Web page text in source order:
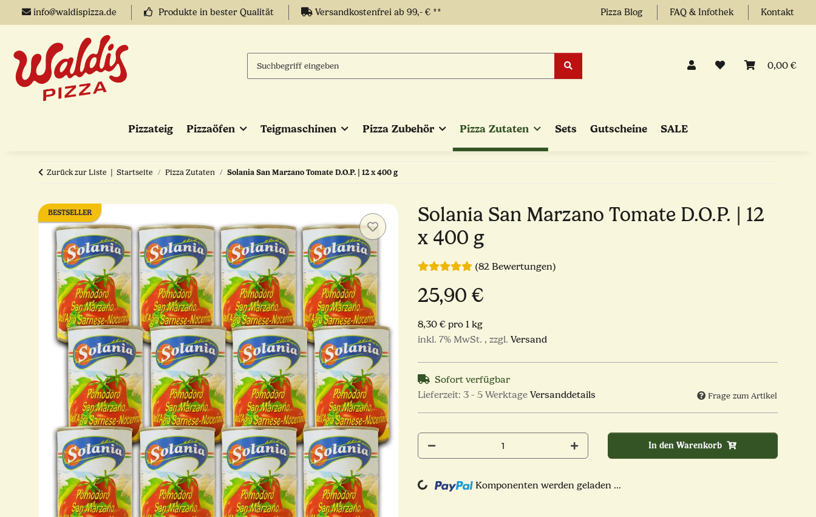
info@waldispizza.de Produkte in bester Qualität Versandkostenfrei ab 99,- € ** Pizza Blog FAQ & Infothek Kontakt
0,00 €
Pizzateig Pizzaöfen Teigmaschinen Pizza Zubehör Pizza Zutaten Sets Gutscheine SALE
Zurück zur Liste Startseite Pizza Zutaten Solania San Marzano Tomate D.O.P. | 12 x 400 g
BESTSELLER
Solania San Marzano Tomate D.O.P. | 12
x 400 g
(82 Bewertungen)
25,90 €
8,30 € pro 1 kg
inkl. 7% MwSt. , zzgl. Versand
Sofort verfügbar
Lieferzeit: 3 - 5 Werktage Versanddetails Frage zum Artikel
In den Warenkorb
Loading... Komponenten werden geladen ...